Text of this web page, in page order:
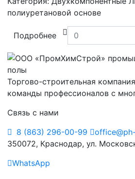
полиуретановой основе
Подробнее
Торгово-строительная
команды профессионалов с
Связь с нами
8 (863) 296-00-99
350072, Краснодар, ул.
WhatsApp